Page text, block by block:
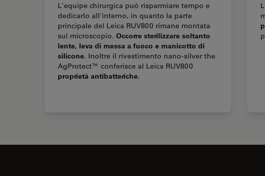
L'equipe chirurgica può risparmiare tempo e
dedicarlo all'interno, in quanto la parte
principale del Leica RUV800 rimane montata
sul microscopio. Occorre sterilizzare soltanto
lente, leva di messa a fuoco e manicotto di
silicone. Inoltre il rivestimento nano-silver the
AgProtect™ conferisce al Leica RUV800
proprietà antibatteriche.